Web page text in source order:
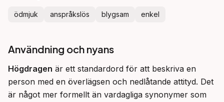
ödmjuk anspråkslös blygsam enkel
Användning och nyans
Högdragen är ett standardord för att beskriva en
person med en överlägsen och nedlåtande attityd. Det